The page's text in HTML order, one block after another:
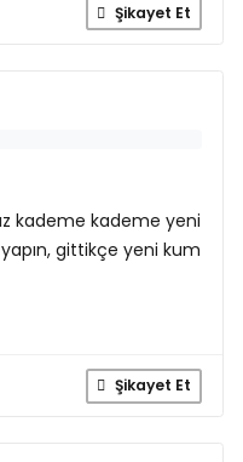
Şikayet Et
kademe kademe yeni
gittikçe yeni kum
Şikayet Et